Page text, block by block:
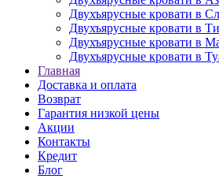
Двухъярусные кровати в
Двухъярусные кровати в
Двухъярусные кровати в
Двухъярусные кровати в
Главная
Доставка и оплата
Возврат
Гарантия низкой цены
Акции
Контакты
Кредит
Блог